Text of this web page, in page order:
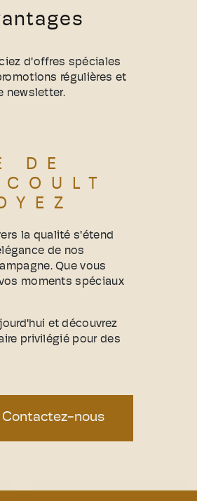
d'offres spéciales
régulières et
newsletter.
DE
la qualité s'étend
de nos
Que vous
moments spéciaux
et découvrez
privilégié pour des
Contactez-nous